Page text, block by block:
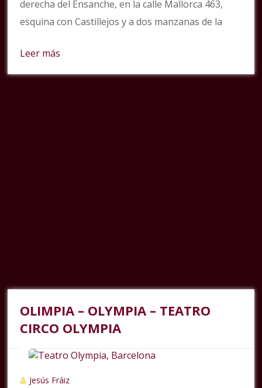
derecha del Ensanche, en la calle Mallorca 463,
esquina con Castillejos y a dos manzanas de la
Leer más
OLIMPIA – OLYMPIA – TEATRO
CIRCO OLYMPIA
Jesús Fráiz